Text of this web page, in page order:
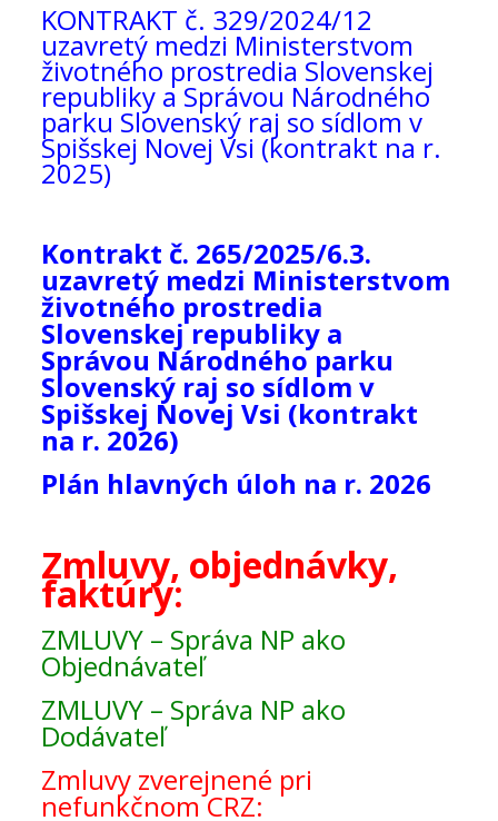
KONTRAKT č. 329/2024/12
uzavretý medzi Ministerstvom
životného prostredia Slovenskej
republiky a Správou Národného
parku Slovenský raj so sídlom v
Spišskej Novej Vsi (kontrakt na r.
2025)
Kontrakt č. 265/2025/6.3.
uzavretý medzi Ministerstvom
životného prostredia
Slovenskej republiky a
Správou Národného parku
Slovenský raj so sídlom v
Spišskej Novej Vsi (kontrakt
na r. 2026)
Plán hlavných úloh na r. 2026
Zmluvy, objednávky,
faktúry:
ZMLUVY – Správa NP ako
Objednávateľ
ZMLUVY – Správa NP ako
Dodávateľ
Zmluvy zverejnené pri
nefunkčnom CRZ: